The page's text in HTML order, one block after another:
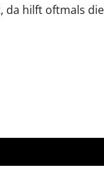
hilft oftmals